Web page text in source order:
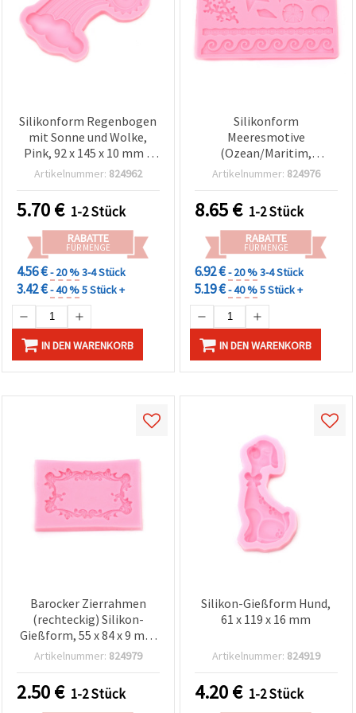
Silikonform Regenbogen
mit Sonne und Wolke,
Pink, 92 x 145 x 10 mm –
Flexible DIY-Gießform für
Polymer Clay, Seife &
Kerzenherstellung
Artikelnummer: 824962
5.70€ 1-2 Stück
RABATTE
FÜR MENGE
4.56 €- 20 %3-4 Stück
3.42 €- 40 %5 Stück +
IN DEN WARENKORB
Silikonform
Meeresmotive
(Ozean/Maritim,
Meerestiere), 180×117×7
wiederverwendbare
Gießform für
Epoxidharz/UV-Harz,
Ton/Modelliermasse, Gips
& Seifengießen – ideal
fürs Basteln & DIY
Artikelnummer: 824976
8.65€ 1-2 Stück
RABATTE
FÜR MENGE
6.92 €- 20 %3-4 Stück
5.19 €- 40 %5 Stück +
IN DEN WARENKORB
Barocker Zierrahmen
(rechteckig) Silikon-
Gießform, 55 x 84 x 9 mm
– flexibel &
Epoxidharz/UV-Harz,
Polymer Clay (FIMO),
Artikelnummer: 824979
2.50€ 1-2 Stück
Silikon-Gießform Hund,
61 x 119 x 16 mm
Artikelnummer: 824919
4.20€ 1-2 Stück